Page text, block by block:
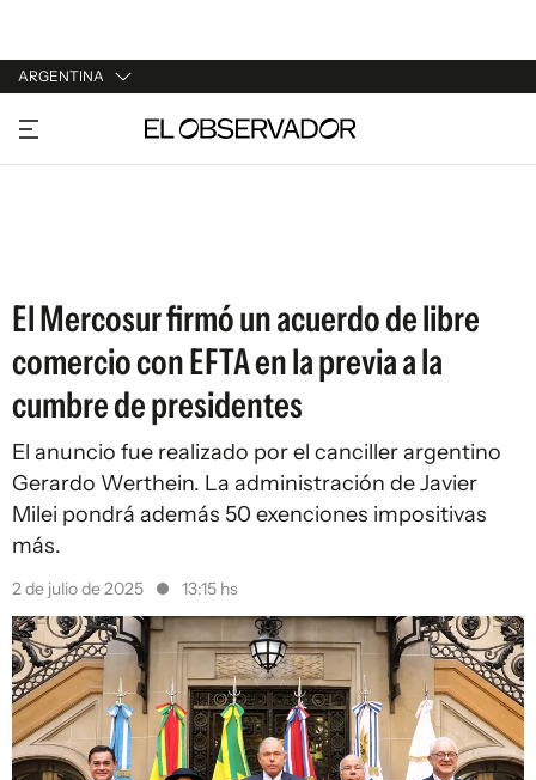
ARGENTINA
URUGUAY
ARGENTINA
El Mercosur firmó un acuerdo de libre
comercio con EFTA en la previa a la
cumbre de presidentes
El anuncio fue realizado por el canciller argentino
Gerardo Werthein. La administración de Javier
Milei pondrá además 50 exenciones impositivas
más.
2 de julio de 2025 13:15 hs